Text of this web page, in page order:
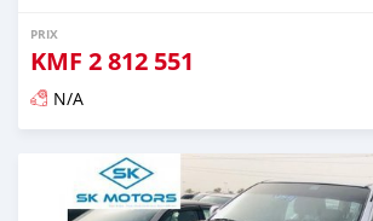
PRIX
KMF 2 812 551
N/A
Publié il y a presque 6 ans